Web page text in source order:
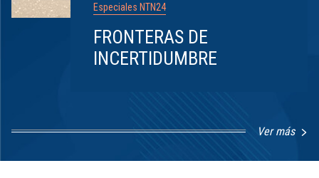
Especiales NTN24
FRONTERAS DE
INCERTIDUMBRE
Ver más